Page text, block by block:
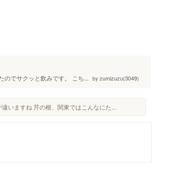
のでサクッと飲みです。 こち... by zumizuzu(3049)
いますね 芹の根、関東ではこんなにた...